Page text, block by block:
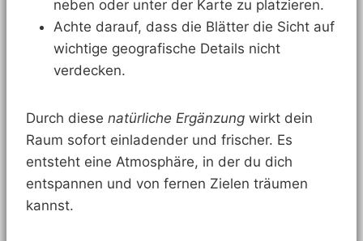
neben oder unter der Karte zu platzieren.
Achte darauf, dass die Blätter die Sicht auf
wichtige geografische Details nicht
verdecken.
Durch diese natürliche Ergänzung wirkt dein
Raum sofort einladender und frischer. Es
entsteht eine Atmosphäre, in der du dich
entspannen und von fernen Zielen träumen
kannst.